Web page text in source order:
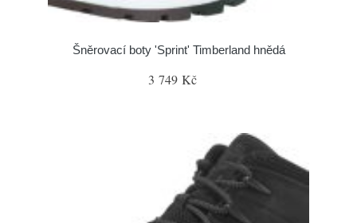
Šněrovací boty 'Sprint' Timberland hnědá
3 749 Kč